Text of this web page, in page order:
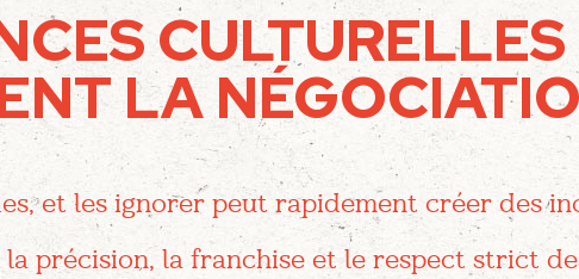
LA
et les ignorer peut rapidement créer des
la précision, la franchise et le respect strict